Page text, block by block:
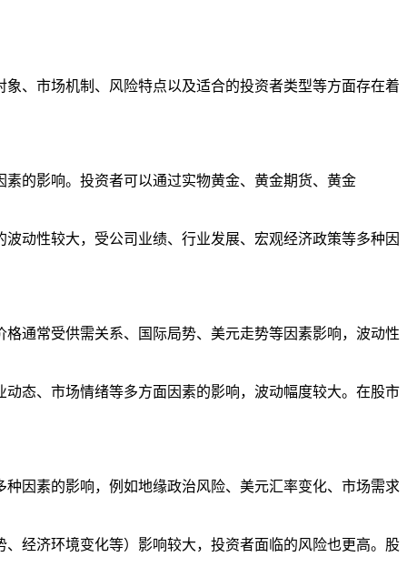
、市场机制、风险特点以及适合的投资者类型等方面存在着
的影响。投资者可以通过实物黄金、黄金期货、黄金
动性较大，受公司业绩、行业发展、宏观经济政策等多种因
通常受供需关系、国际局势、美元走势等因素影响，波动性
态、市场情绪等多方面因素的影响，波动幅度较大。在股市
因素的影响，例如地缘政治风险、美元汇率变化、市场需求
经济环境变化等）影响较大，投资者面临的风险也更高。股